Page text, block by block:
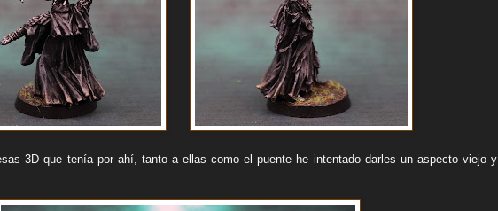
3D que tenía por ahí, tanto a ellas como el puente he intentado darles un aspecto viejo y